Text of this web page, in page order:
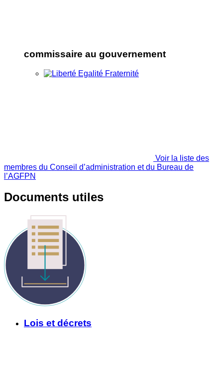
commissaire au gouvernement
Voir la liste des
membres du Conseil d’administration et du Bureau de
l’AGFPN
Documents utiles
Lois et décrets